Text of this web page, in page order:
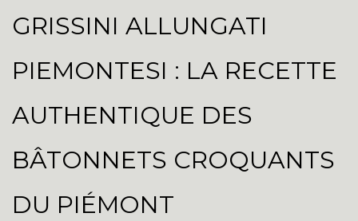
GRISSINI ALLUNGATI
PIEMONTESI : LA RECETTE
AUTHENTIQUE DES
BÂTONNETS CROQUANTS
DU PIÉMONT